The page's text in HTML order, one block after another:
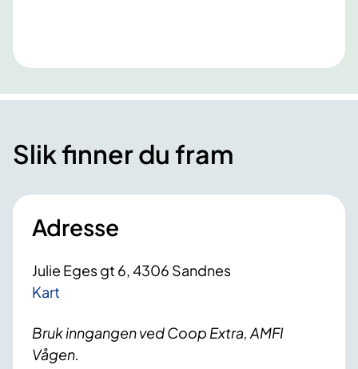
Slik finner du fram
Adresse
Julie Eges gt 6, 4306 Sandnes
Kart
Bruk inngangen ved Coop Extra, AMFI
Vågen.